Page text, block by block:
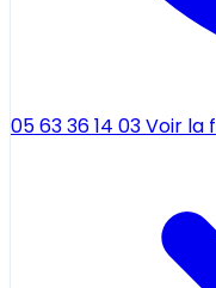
05 63 36 14 03Voir la